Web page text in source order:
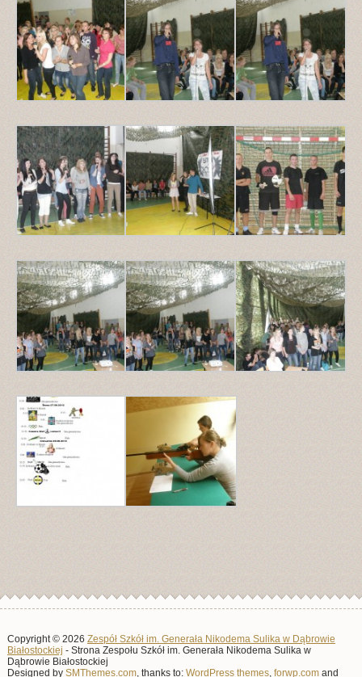
Copyright © 2026 Zespół Szkół im. Generała Nikodema Sulika w Dąbrowie
Białostockiej - Strona Zespołu Szkół im. Generała Nikodema Sulika w
Dąbrowie Białostockiej
Designed by SMThemes.com, thanks to: WordPress themes, forwp.comand